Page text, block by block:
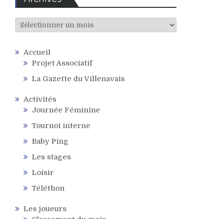
Archives
Accueil
Projet Associatif
La Gazette du Villenavais
Activités
Journée Féminine
Tournoi interne
Baby Ping
Les stages
Loisir
Téléthon
Les joueurs